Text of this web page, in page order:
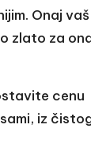
Onaj vaš
zlato za
cenu
iz